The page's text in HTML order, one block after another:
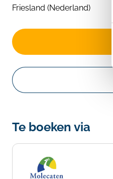
Friesland (Nederland)
Te boeken via